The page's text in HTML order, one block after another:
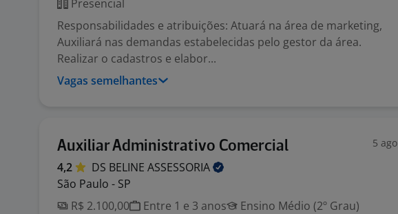
Presencial
Responsabilidades e atribuições: Atuará na área de marketing,
Auxiliará nas demandas estabelecidas pelo gestor da área.
Realizar o cadastros e elabor...
Vagas semelhantes
Auxiliar Administrativo Comercial 5 ago
4,2 DS BELINE ASSESSORIA
São Paulo - SP
R$ 2.100,00
Entre 1 e 3 anos
Ensino Médio (2º Grau)